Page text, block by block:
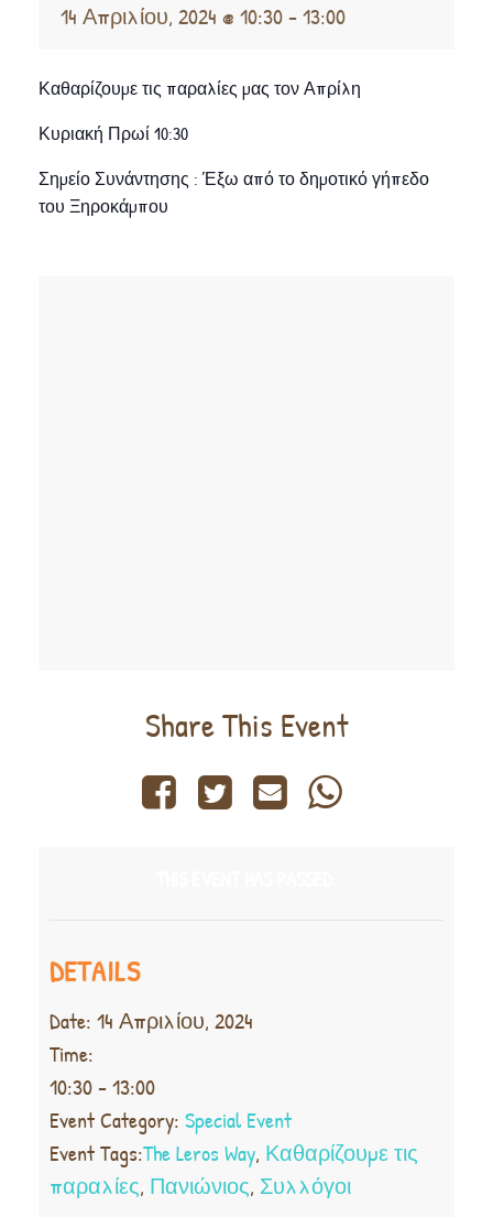
14 Απριλίου, 2024 @ 10:30-13:00
Καθαρίζουμε τις παραλίες μας τον Απρίλη
Κυριακή Πρωί 10:30
Σημείο Συνάντησης : Έξω από το δημοτικό γήπεδο
του Ξηροκάμπου
Share This Event
DETAILS
Date: 14 Απριλίου, 2024
Time:
10:30 - 13:00
Event Category: Special Event
Event Tags:The Leros Way, Καθαρίζουμε τις
παραλίες, Πανιώνιος, Συλλόγοι